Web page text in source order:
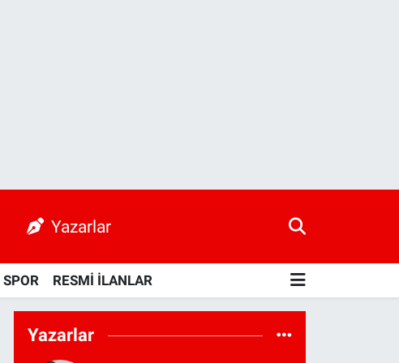
Yazarlar
SPOR RESMİ İLANLAR
Yazarlar